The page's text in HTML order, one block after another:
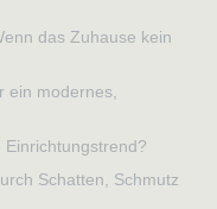
das Zuhause kein
ein modernes,
Schatten, Schmutz